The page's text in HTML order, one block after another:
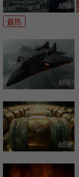
最热